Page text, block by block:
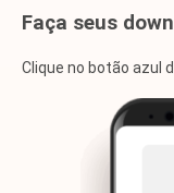
Faça seus
Clique no botão azul